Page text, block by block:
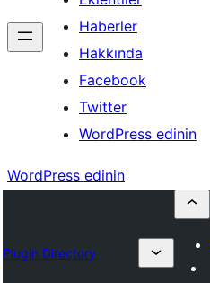
Haberler
Hakkında
Facebook
Twitter
WordPress edinin
WordPress edinin
Plugin Directory